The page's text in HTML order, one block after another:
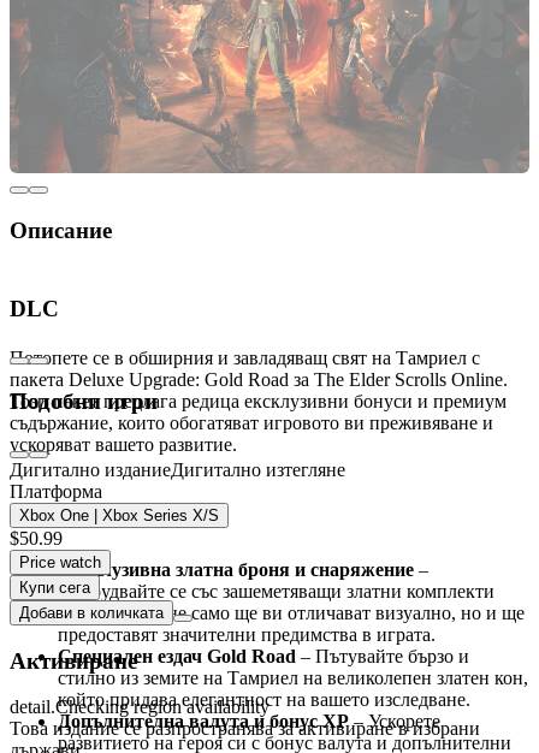
Описание
Scrolls Online Deluxe Upgrade: Gold Road
Потопете се в обширния и завладяващ свят на Тамриел с
пакета Deluxe Upgrade: Gold Road за The Elder Scrolls Online.
Този пакет предлага редица ексклузивни бонуси и премиум
съдържание, които обогатяват игровото ви преживяване и
ускоряват вашето развитие.
Основни характеристики на Gold Road Deluxe
Upgrade
Ексклузивна златна броня и снаряжение –
Оборудвайте се със зашеметяващи златни комплекти
броня, които не само ще ви отличават визуално, но и ще
предоставят значителни предимства в играта.
Специален ездач Gold Road – Пътувайте бързо и
стилно из земите на Тамриел на великолепен златен кон,
който придава елегантност на вашето изследване.
Допълнителна валута и бонус XP– Ускорете
развитието на героя си с бонус валута и допълнителни
DLC
Подобни игри
Дигитално изданиеДигитално изтегляне
Платформа
Xbox One | Xbox Series X/S
$50.99
Price watch
Купи сега
Добави в количката
Активиране
detail.Checking region availability
Това издание се разпространява за активиране в избрани